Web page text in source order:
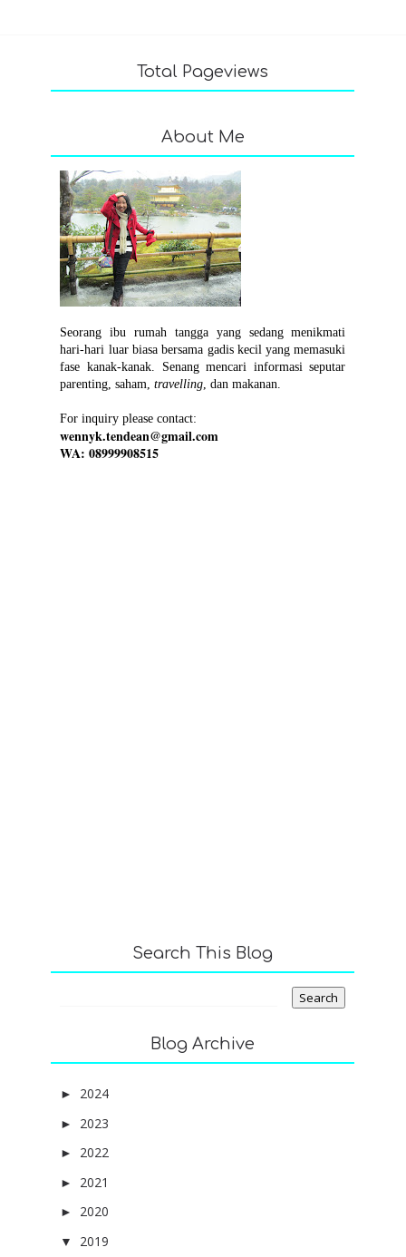
Total Pageviews
About Me
Seorang ibu rumah tangga yang sedang menikmati
hari-hari luar biasa bersama gadis kecil yang memasuki
fase kanak-kanak. Senang mencari informasi seputar
parenting, saham,travelling, dan makanan.
For inquiry please contact:
wennyk.tendean@gmail.com
WA: 08999908515
Search This Blog
Blog Archive
► 2024
► 2023
► 2022
► 2021
► 2020
▼ 2019